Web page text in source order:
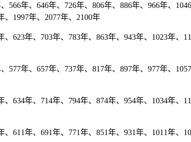
年、646年、726年、806年、886年、966年、
1997年、2077年、2100年
623年、703年、783年、863年、943年、1023年、
年、657年、737年、817年、897年、977年、
634年、714年、794年、874年、954年、1034年、
611年、691年、771年、851年、931年、1011年、